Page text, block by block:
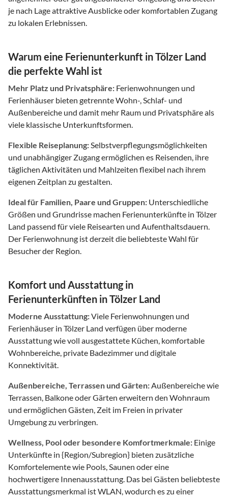
je nach Lage attraktive Ausblicke oder komfortablen Zugang
zu lokalen Erlebnissen.
Warum eine Ferienunterkunft in Tölzer Land
die perfekte Wahl ist
Mehr Platz und Privatsphäre: Ferienwohnungen und
Ferienhäuser bieten getrennte Wohn-, Schlaf- und
Außenbereiche und damit mehr Raum und Privatsphäre als
viele klassische Unterkunftsformen.
Flexible Reiseplanung:Selbstverpflegungsmöglichkeiten
und unabhängiger Zugang ermöglichen es Reisenden, ihre
täglichen Aktivitäten und Mahlzeiten flexibel nach ihrem
eigenen Zeitplan zu gestalten.
Ideal für Familien, Paare und Gruppen: Unterschiedliche
Größen und Grundrisse machen Ferienunterkünfte in Tölzer
Land passend für viele Reisearten und Aufenthaltsdauern.
Der Ferienwohnung ist derzeit die beliebteste Wahl für
Besucher der Region.
Komfort und Ausstattung in
Ferienunterkünften in Tölzer Land
Moderne Ausstattung:Viele Ferienwohnungen und
Ferienhäuser in Tölzer Land verfügen über moderne
Ausstattung wie voll ausgestattete Küchen, komfortable
Wohnbereiche, private Badezimmer und digitale
Konnektivität.
Außenbereiche, Terrassen und Gärten:Außenbereiche wie
Terrassen, Balkone oder Gärten erweitern den Wohnraum
und ermöglichen Gästen, Zeit im Freien in privater
Umgebung zu verbringen.
Wellness, Pool oder besondere Komfortmerkmale: Einige
Unterkünfte in {Region/Subregion} bieten zusätzliche
Komfortelemente wie Pools, Saunen oder eine
hochwertigere Innenausstattung. Das bei Gästen beliebteste
Ausstattungsmerkmal ist WLAN, wodurch es zu einer